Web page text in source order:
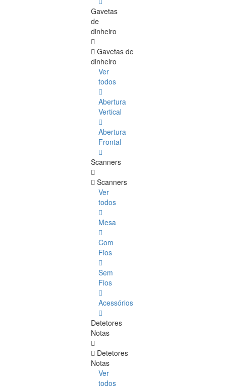
Gavetas
de
dinheiro
Gavetas de
dinheiro
Ver
todos
Abertura
Vertical
Abertura
Frontal
Scanners
Scanners
Ver
todos
Mesa
Com
Fios
Sem
Fios
Acessórios
Detetores
Notas
Detetores
Notas
Ver
todos